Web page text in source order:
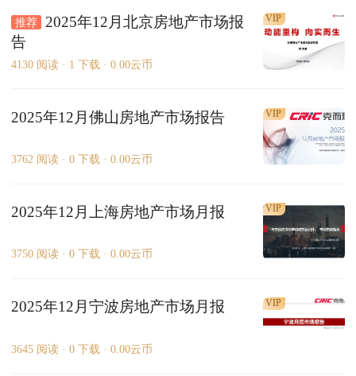
推荐
2025年12月北京房地产市场报
告
4130 阅读 · 1 下载 · 0.00云币
VIP
2025年12月佛山房地产市场报告
3762 阅读 ·0 下载 · 0.00云币
VIP
2025年12月上海房地产市场月报
3750 阅读 ·0 下载 · 0.00云币
VIP
2025年12月宁波房地产市场月报
3645 阅读 ·0 下载 · 0.00云币
VIP